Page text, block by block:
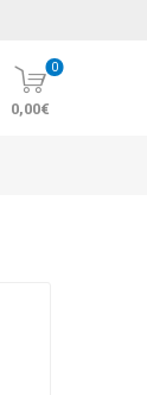
0
0,00€